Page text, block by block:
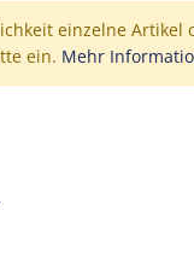
einzelne
ein. Mehr